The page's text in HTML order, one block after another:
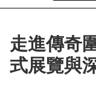
走進傳奇
式展覽與